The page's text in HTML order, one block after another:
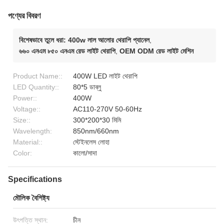
পণ্যের বিবরণ
বিশেষভাবে তুলে ধরা: 400w লাল আলোর থেরাপি প্যানেল,
৬৬০ এনএম ৮৫০ এনএম রেড লাইট থেরাপি, OEM ODM রেড লাইট মেশিন
Product Name::
400W LED লাইট থেরাপি
LED Quantity::
80*5 ডাব্লু
Power::
400W
Voltage::
AC110-270V 50-60Hz
Size::
300*200*30 মিমি
Wavelength:
850nm/660nm
Material::
স্টেইনলেস লোহা
Color:
কালো/সাদা
Specifications
মৌলিক বৈশিষ্ট্য
উৎপত্তি স্থান: চীন